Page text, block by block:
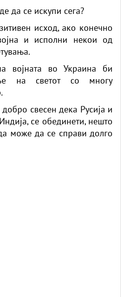
да се искупи сега?
исход, ако конечно
и исполни некои од
војната во Украина би
на светот со многу
свесен дека Русија и
се обединети, нешто
може да се справи долго